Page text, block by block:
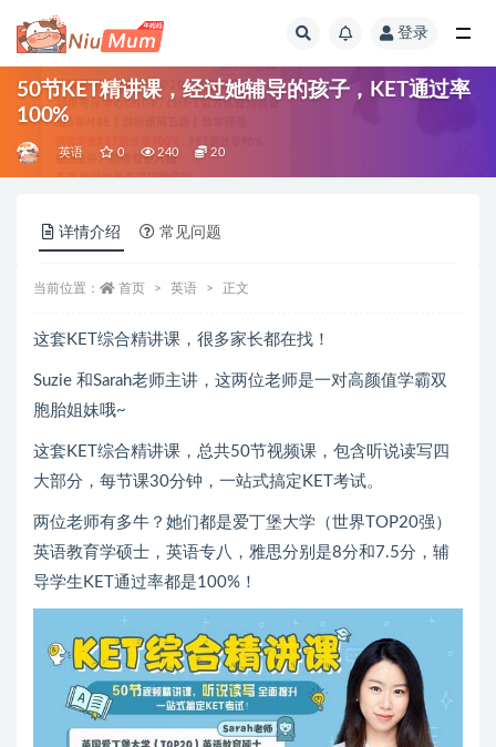
登录
50节KET精讲课，经过她辅导的孩子，KET通过率
100%
英语 0 240 20
详情介绍 常见问题
当前位置： 首页 英语 正文
这套KET综合精讲课，很多家长都在找！
Suzie 和Sarah老师主讲，这两位老师是一对高颜值学霸双
胞胎姐妹哦~
这套KET综合精讲课，总共50节视频课，包含听说读写四
大部分，每节课30分钟，一站式搞定KET考试。
两位老师有多牛？她们都是爱丁堡大学（世界TOP20强）
英语教育学硕士，英语专八，雅思分别是8分和7.5分，辅
导学生KET通过率都是100%！